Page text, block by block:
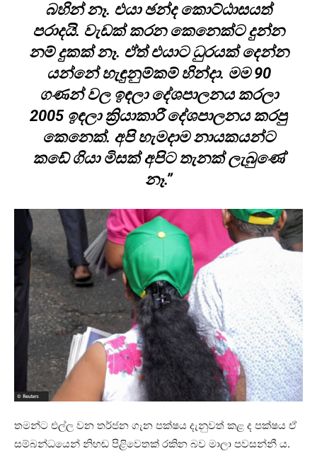
බහින් නෑ. එයා ඡන්ද කොට්ඨාසයත්
පරාදයි. වැඩක් කරන කෙනෙක්ට දුන්න
නම් දුකක් නෑ. ඒත් එයාට ධුරයක් දෙන්න
යන්නේ හැඳුනුම්කම් හින්දා. මම 90
ගණන් වල ඉඳලා දේශපාලනය කරලා
2005 ඉඳලා ක්‍රියාකාරී දේශපාලනය කරපු
කෙනෙක්. අපි හැමදාම නායකයන්ට
කඩේ ගියා මිසක් අපිට තැනක් ලැබුණේ
නෑ.”
තමන්ට එල්ල වන තර්ජන ගැන පක්ෂය දැනුවත් කළ ද පක්ෂය ඒ
සම්බන්ධයෙන් නිහඬ පිළිවෙතක් රකින බව මාලා පවසන්නී ය.